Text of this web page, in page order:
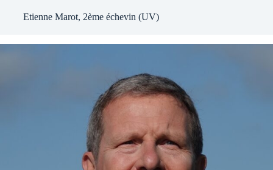
Etienne Marot, 2ème échevin (UV)